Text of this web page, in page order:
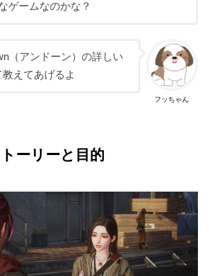
ゲームなのかな？
フッちゃん
（アンドーン）の詳しい
えてあげるよ
ーリーと目的